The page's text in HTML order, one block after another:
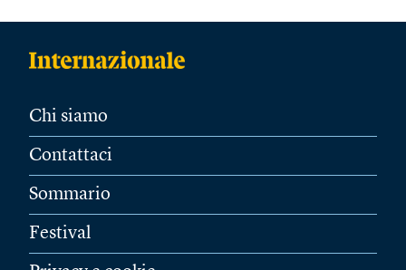
Chi siamo
Contattaci
Sommario
Festival